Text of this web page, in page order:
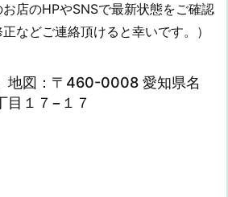
お店のHPやSNSで最新状態をご確認
などご連絡頂けると幸いです。）
地図：〒460-0008 愛知県名
目１７−１７